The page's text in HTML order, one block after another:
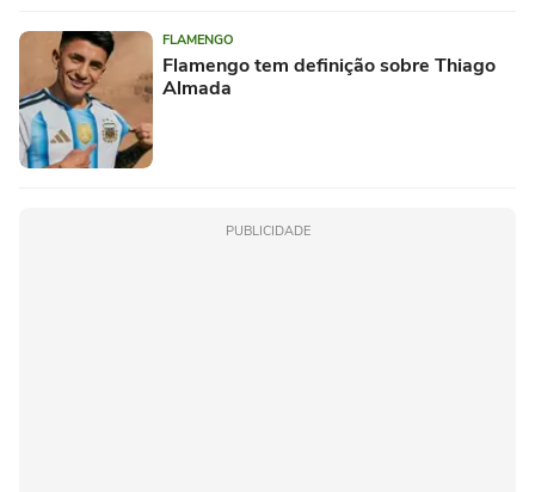
FLAMENGO
Flamengo tem definição sobre Thiago
Almada
PUBLICIDADE